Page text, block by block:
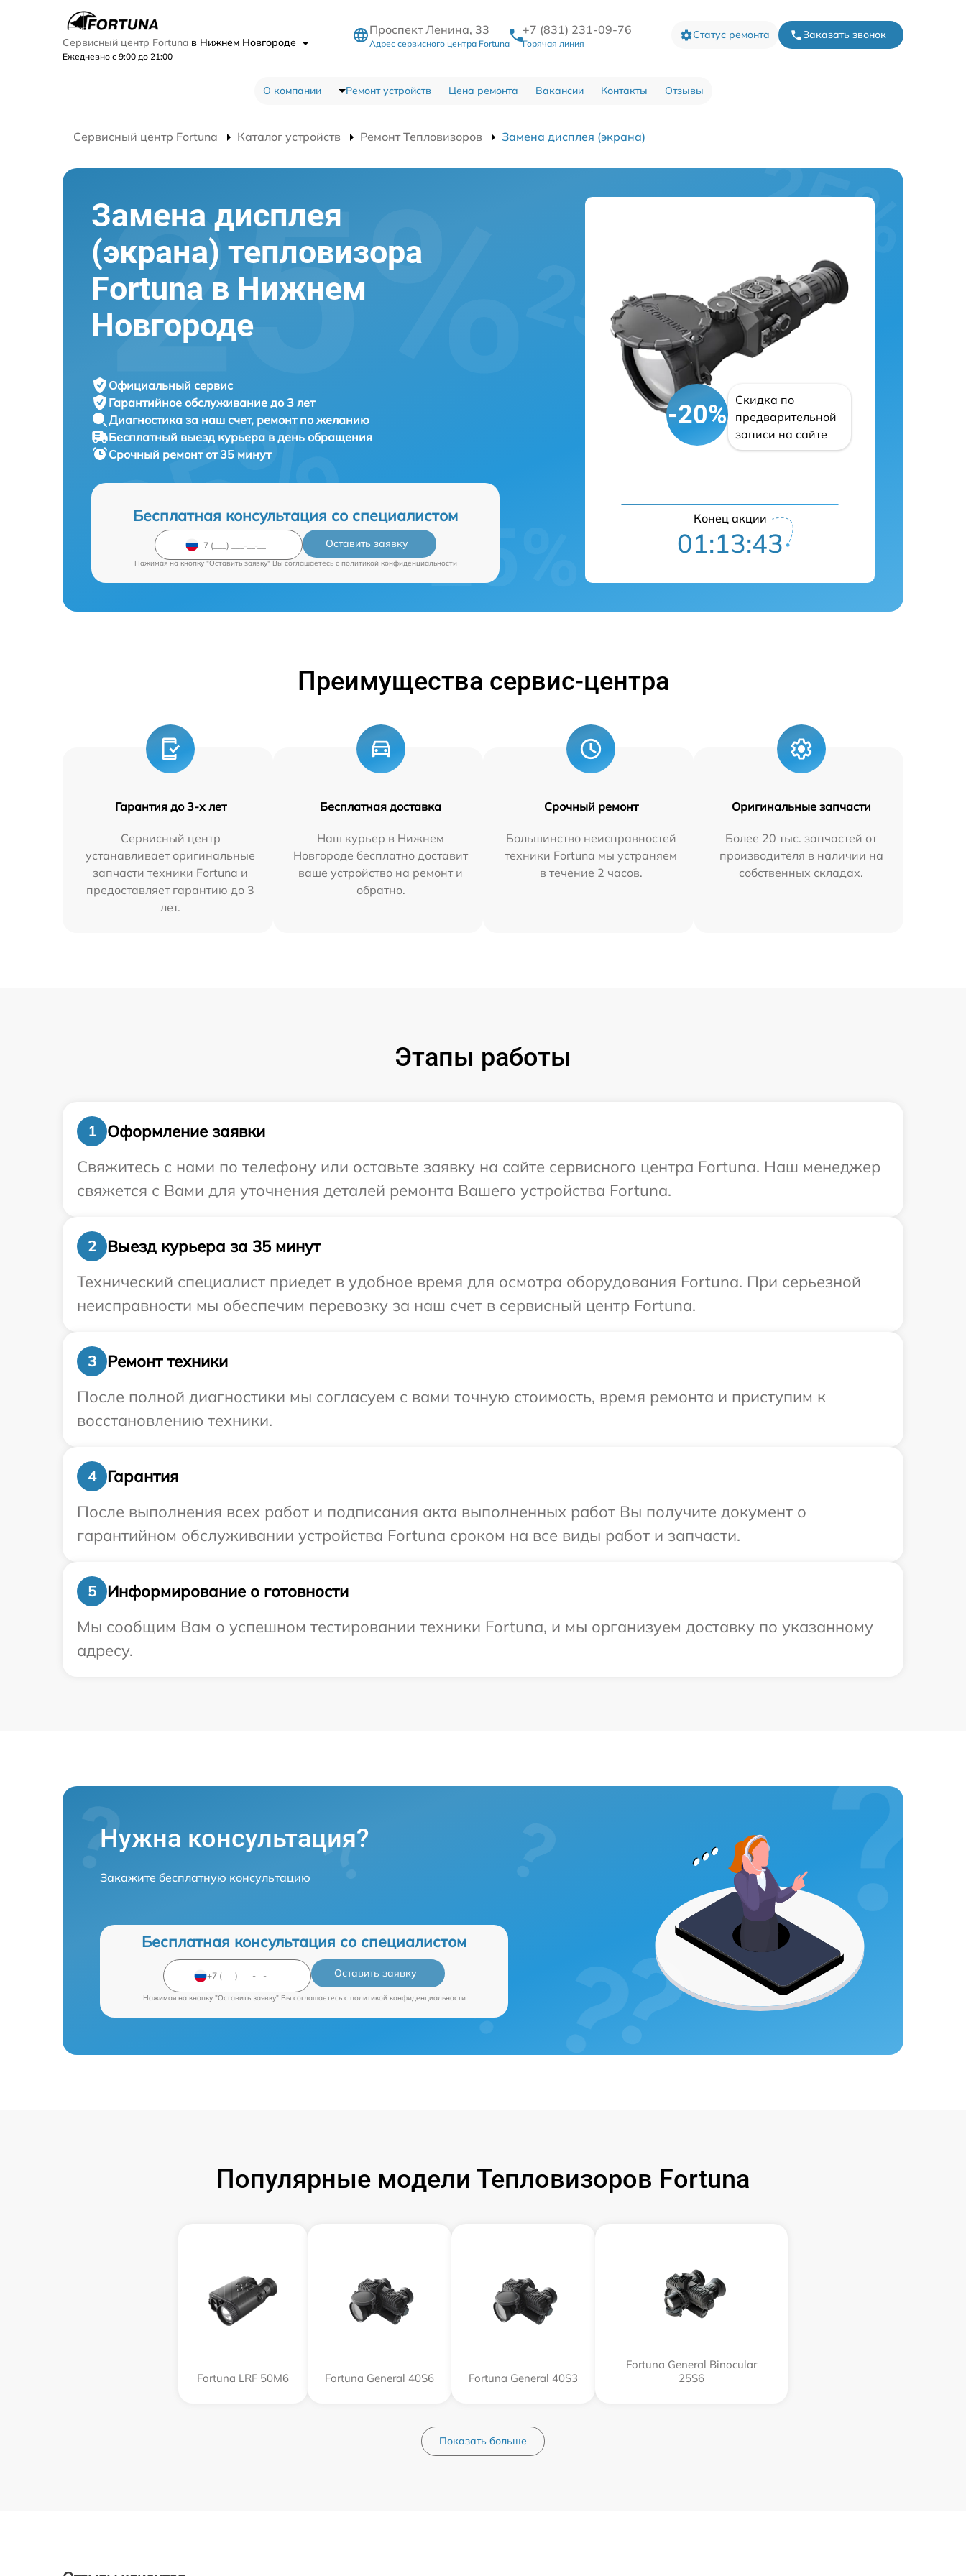
Сервисный центр Fortuna в Нижнем Новгороде
Ежедневно с 9:00 до 21:00
Проспект Ленина, 33
Адрес сервисного центра Fortuna
+7 (831) 231-09-76
Горячая линия
Статус ремонта Заказать звонок
О компании Ремонт устройств Цена ремонта Вакансии Контакты Отзывы
Сервисный центр Fortuna Каталог устройств Ремонт Тепловизоров Замена дисплея (экрана)
Замена дисплея
(экрана) тепловизора
Fortuna в Нижнем
Новгороде
Официальный сервис
Гарантийное обслуживание до 3 лет
Диагностика за наш счет, ремонт по желанию
Бесплатный выезд курьера в день обращения
Срочный ремонтот 35 минут
Бесплатная консультация со специалистом
Оставить заявку
Нажимая на кнопку "Оставить заявку" Вы соглашаетесь c политикой конфиденциальности
-20%
Скидка по
предварительной
записи на сайте
Конец акции
01:13:42
Преимущества сервис-центра
Гарантия до 3-х лет
Сервисный центр
устанавливает оригинальные
запчасти техники Fortuna и
предоставляет гарантию до 3
лет.
Бесплатная доставка
Наш курьер в Нижнем
Новгороде бесплатно доставит
ваше устройство на ремонт и
обратно.
Срочный ремонт
Большинство неисправностей
техники Fortuna мы устраняем
в течение 2 часов.
Оригинальные запчасти
Более 20 тыс. запчастей от
производителя в наличии на
собственных складах.
Этапы работы
1
Оформление заявки
Свяжитесь с нами по телефону или оставьте заявку на сайте сервисного центра Fortuna. Наш менеджер
свяжется с Вами для уточнения деталей ремонта Вашего устройства Fortuna.
2
Выезд курьера за 35 минут
Технический специалист приедет в удобное время для осмотра оборудования Fortuna. При серьезной
неисправности мы обеспечим перевозку за наш счет в сервисный центр Fortuna.
3
Ремонт техники
После полной диагностики мы согласуем с вами точную стоимость, время ремонта и приступим к
восстановлению техники.
4
Гарантия
После выполнения всех работ и подписания акта выполненных работ Вы получите документ о
гарантийном обслуживании устройства Fortuna сроком на все виды работ и запчасти.
5
Информирование о готовности
Мы сообщим Вам о успешном тестировании техники Fortuna, и мы организуем доставку по указанному
адресу.
Нужна консультация?
Закажите бесплатную консультацию
Бесплатная консультация со специалистом
Оставить заявку
Нажимая на кнопку "Оставить заявку" Вы соглашаетесь c политикой конфиденциальности
Популярные модели Тепловизоров Fortuna
Fortuna LRF 50M6 Fortuna General 40S6 Fortuna General 40S3
Fortuna General Binocular
25S6
Показать больше